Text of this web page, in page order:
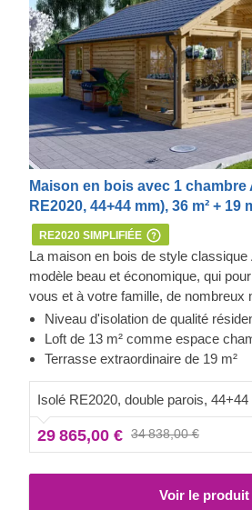
Maison en bois avec 1 chambre
RE2020, 44+44 mm), 36 m² + 19
RE2020 SIMPLIFIÉE
La maison en bois de style
modèle beau et économique, qui
vous et à votre famille, de nombreux
inoubliables. Avec une construction
espace intérieur bien agencé et une
spacieuse, ANGERS est souvent
vie plus lent et plus naturel dans ce
Niveau d'isolation de qualité
Loft de 13 m² comme espace
Terrasse extraordinaire de 19 m²
Isolé RE2020, double parois, 44+44
29 865,00 € 34 838,00 €
Voir le produit